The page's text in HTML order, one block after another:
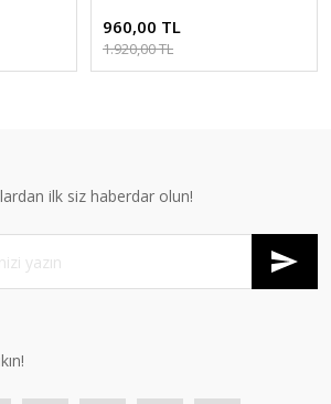
960,00 TL
1.920,00 TL
ilk siz haberdar olun!